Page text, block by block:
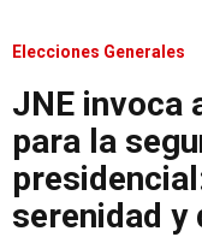
Elecciones Generales
JNE invoca
para la
serenidad y